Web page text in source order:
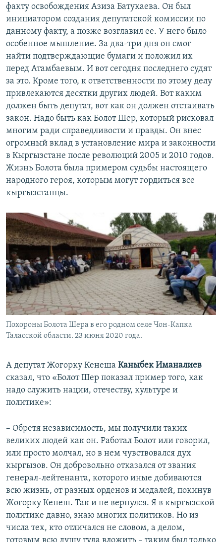
факту освобождения Азиза Батукаева. Он был
инициатором создания депутатской комиссии по
данному факту, а позже возглавил ее. У него было
особенное мышление. За два-три дня он смог
найти подтверждающие бумаги и положил их
перед Атамбаевым. И вот сегодня последнего судят
за это. Кроме того, к ответственности по этому делу
привлекаются десятки других людей. Вот каким
должен быть депутат, вот как он должен отстаивать
закон. Надо быть как Болот Шер, который рисковал
многим ради справедливости и правды. Он внес
огромный вклад в установление мира и законности
в Кыргызстане после революций 2005 и 2010 годов.
Жизнь Болота была примером судьбы настоящего
народного героя, которым могут гордиться все
кыргызстанцы.
Похороны Болота Шера в его родном селе Чон-Капка
Таласской области. 23 июня 2020 года.
А депутат Жогорку Кенеша Каныбек Иманалиев
сказал, что «Болот Шер показал пример того, как
надо служить нации, отечеству, культуре и
политике»:
– Обретя независимость, мы получили таких
великих людей как он. Работал Болот или говорил,
или просто молчал, но в нем чувствовался дух
кыргызов. Он добровольно отказался от звания
генерал-лейтенанта, которого иные добиваются
всю жизнь, от разных орденов и медалей, покинув
Жогорку Кенеш. Так и не вернулся. Я в кыргызской
политике давно, знаю многих политиков. Но из
числа тех, кто отличался не словом, а делом,